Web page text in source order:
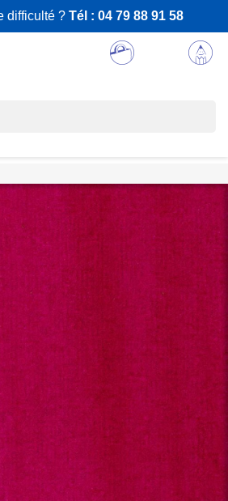
difficulté ? Tél : 04 79 88 91 58